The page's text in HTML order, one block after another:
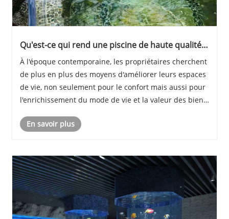
Qu'est-ce qui rend une piscine de haute qualité
essentielle pour les maisons modernes?
À l'époque contemporaine, les propriétaires cherchent
de plus en plus des moyens d'améliorer leurs espaces
de vie, non seulement pour le confort mais aussi pour
l'enrichissement du mode de vie et la valeur des biens.
devenue une fonctionnalité sou......
En savoir plus